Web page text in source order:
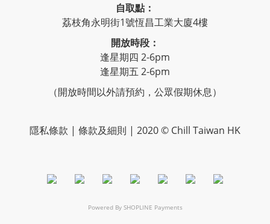
自取點：
荔枝角永明街1號恆昌工業大廈4樓
開放時段：
逢星期四 2-6pm
逢星期五 2-6pm
（開放時間以外請預約，公眾假期休息）
隱私條款 | 條款及細則 | 2020 © Chill Taiwan HK
Powered By SHOPLINE Payments